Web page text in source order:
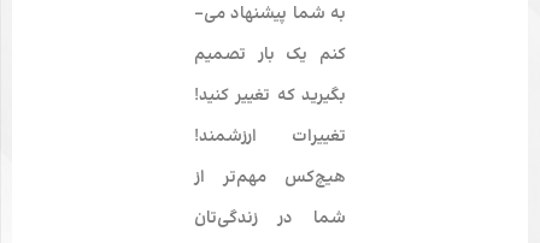
به شما پیشنهاد می‌­
کنم یک بار تصمیم
بگیرید که تغییر کنید!
تغییرات ارزشمند!
هیچ‌کس مهم‌تر از
شما در زندگی‌تان